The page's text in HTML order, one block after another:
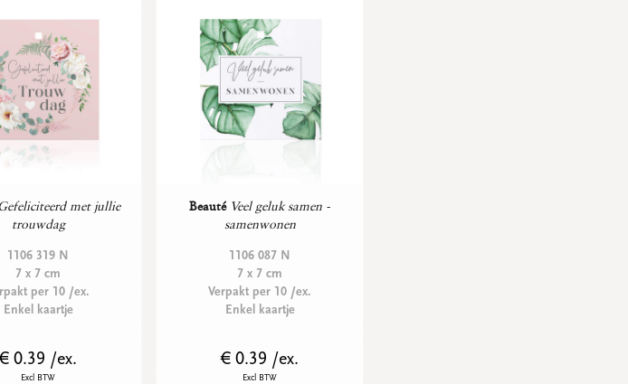
met jullie
trouwdag
1106 319 N
7 x 7 cm
per 10 /ex.
Enkel kaartje
€ 0.39 /ex.
Excl BTW
Beauté Veel geluk samen -
samenwonen
1106 087 N
7 x 7 cm
Verpakt per 10 /ex.
Enkel kaartje
€ 0.39 /ex.
Excl BTW